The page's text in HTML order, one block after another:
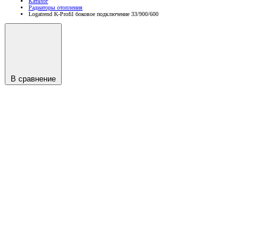
Радиаторы отопления
Logatrend K-Profil боковое подключение 33/900/600
В сравнение